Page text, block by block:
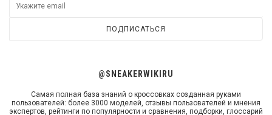
@SNEAKERWIKIRU
Самая полная база знаний о кроссовках созданная руками
пользователей: более 3000 моделей, отзывы пользователей и мнения
экспертов, рейтинги по популярности и сравнения, подборки, глоссарий
ПОДПИСАТЬСЯ